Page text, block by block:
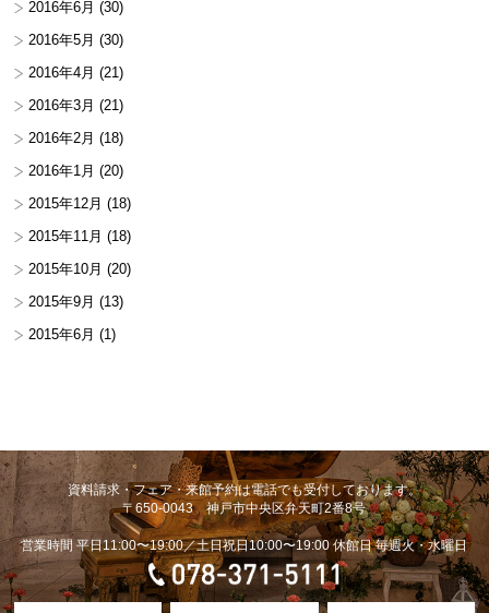
2016年6月 (30)
2016年5月 (30)
2016年4月 (21)
2016年3月 (21)
2016年2月 (18)
2016年1月 (20)
2015年12月 (18)
2015年11月 (18)
2015年10月 (20)
2015年9月 (13)
2015年6月 (1)
資料請求・フェア・来館予約は電話でも受付しております。
〒650-0043 神戸市中央区弁天町2番8号
営業時間 平日11:00〜19:00／土日祝日10:00〜19:00 休館日 毎週火・水曜日